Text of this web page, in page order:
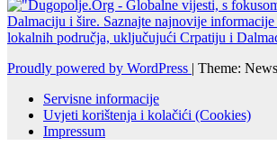
Proudly powered by WordPress | Theme:
Servisne informacije
Uvjeti korištenja i kolačići (Cookies)
Impressum